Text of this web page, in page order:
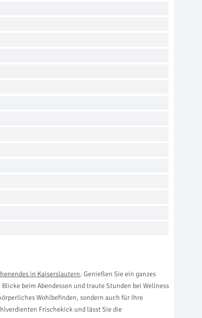
in Kaiserslautern. Genießen Sie ein ganzes
beim Abendessen und traute Stunden bei Wellness
Wohlbefinden, sondern auch für Ihre
Frischekick und lässt Sie die